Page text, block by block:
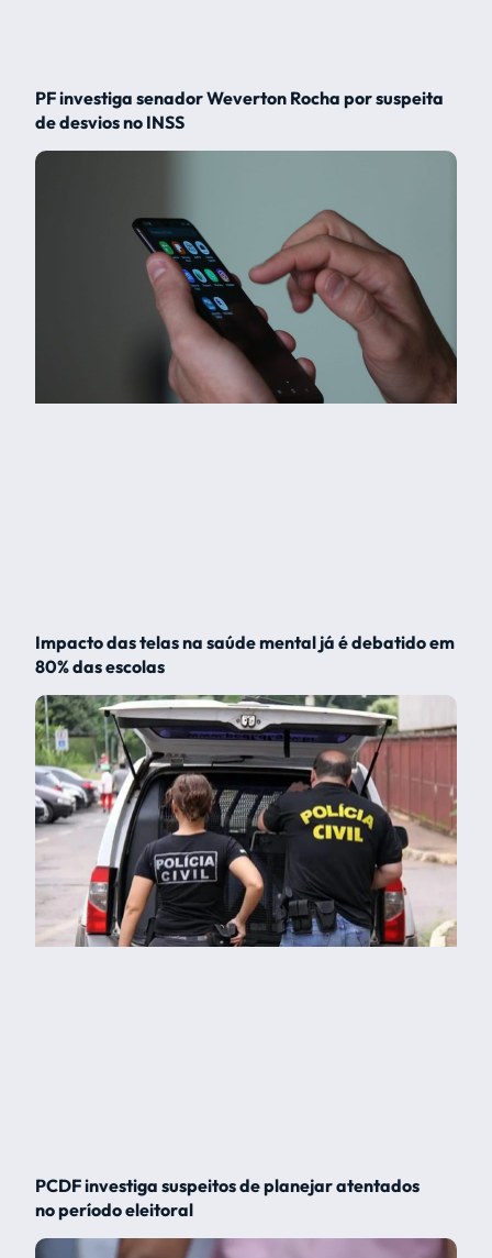
PF investiga senador Weverton Rocha por suspeita
de desvios no INSS
Impacto das telas na saúde mental já é debatido em
80% das escolas
PCDF investiga suspeitos de planejar atentados
no período eleitoral